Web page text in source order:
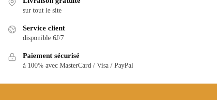
options
être
choisies
sur
sur tout le site
Service client
disponible 6J/7
Paiement sécurisé
à 100% avec MasterCard / Visa / PayPal